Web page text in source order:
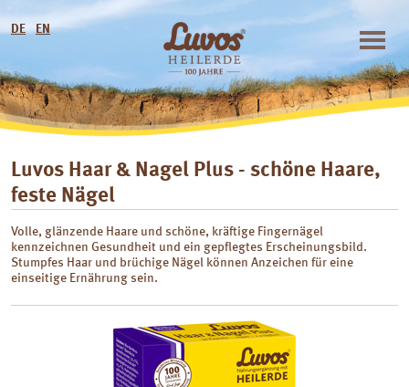
DE EN
Luvos Haar & Nagel Plus - schöne Haare,
feste Nägel
Volle, glänzende Haare und schöne, kräftige Fingernägel
kennzeichnen Gesundheit und ein gepflegtes Erscheinungsbild.
Stumpfes Haar und brüchige Nägel können Anzeichen für eine
einseitige Ernährung sein.